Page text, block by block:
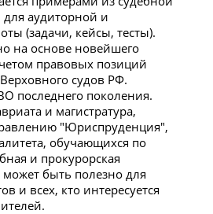
аудиторной и
(задачи, кейсы, тесты).
на основе новейшего
правовых позиций
судов РФ.
последнего поколения.
и магистратура,
"Юриспруденция",
обучающихся по
и прокурорская
быть полезно для
и всех, кто интересуется